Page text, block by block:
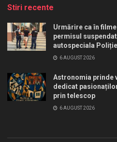
Stiri recente
Urmărire ca în
permisul
autospeciala
6 AUGUST 2026
Astronomia prinde
dedicat
prin telescop
6 AUGUST 2026